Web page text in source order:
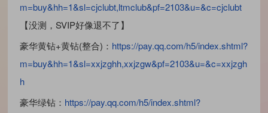
m=buy&hh=1&sl=cjclubt,ltmclub&pf=2103&u=&c=cjclubt
【没测，SVIP好像退不了】
豪华黄钻+黄钻(整合)： https://pay.qq.com/h5/index.shtml?
m=buy&hh=1&sl=xxjzghh,xxjzgw&pf=2103&u=&c=xxjzgh
h
豪华绿钻： https://pay.qq.com/h5/index.shtml?